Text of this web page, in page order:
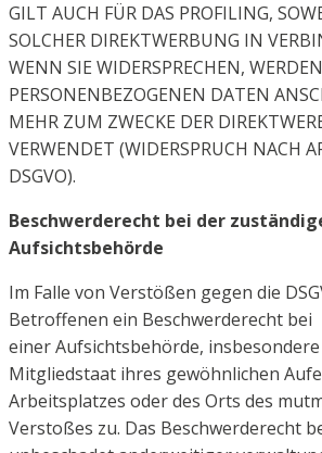
GILT AUCH FÜR DAS PROFILING,
SOLCHER DIREKTWERBUNG IN
WENN SIE WIDERSPRECHEN,
PERSONENBEZOGENEN DATEN
MEHR ZUM ZWECKE DER
VERWENDET (WIDERSPRUCH NACH
DSGVO).
Beschwerderecht bei der
Aufsichtsbehörde
Im Falle von Verstößen gegen die
Betroffenen ein Beschwerderecht bei
einerAufsichtsbehörde,
Mitgliedstaat ihres gewöhnlichen
Arbeitsplatzes oder des Orts des
Verstoßes zu. Das Beschwerderecht